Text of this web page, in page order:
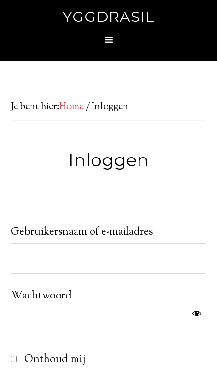
YGGDRASIL
Je bent hier:Home/Inloggen
Inloggen
Gebruikersnaam of e-mailadres
Wachtwoord
Onthoud mij